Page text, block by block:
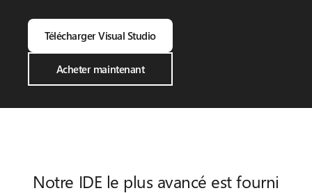
Télécharger Visual Studio
Acheter maintenant
Notre IDE le plus avancé est fourni